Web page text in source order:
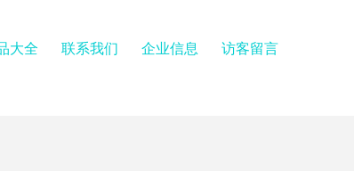
大全 联系我们 企业信息 访客留言